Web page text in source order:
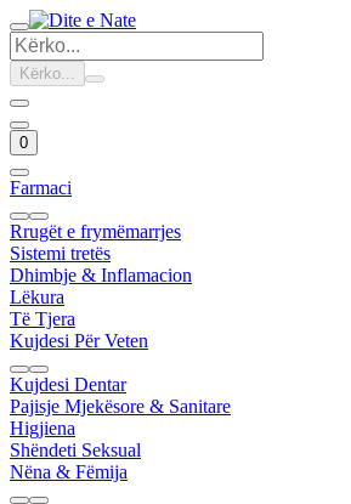
Kërko...
0
Farmaci
Rrugët e frymëmarrjes
Sistemi tretës
Dhimbje & Inflamacion
Lëkura
Të Tjera
Kujdesi Për Veten
Kujdesi Dentar
Pajisje Mjekësore & Sanitare
Higjiena
Shëndeti Seksual
Nëna & Fëmija